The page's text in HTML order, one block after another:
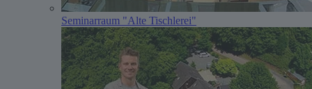
Seminarraum "Alte Tischlerei"